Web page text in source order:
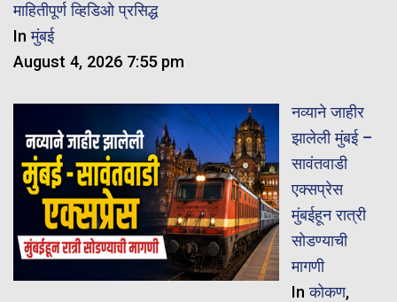
माहितीपूर्ण व्हिडिओ प्रसिद्ध
Inमुंबई
August 4, 2026 7:55 pm
नव्याने जाहीर
झालेली मुंबई –
सावंतवाडी
एक्सप्रेस
मुंबईहून रात्री
सोडण्याची
मागणी
Inकोकण,